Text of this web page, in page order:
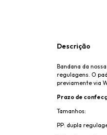
Descrição
Bandana da
regulagens. O
previamente via
Prazo de
Tamanhos:
PP: dupla